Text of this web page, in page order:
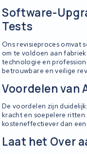
Software-
Tests
Ons revisieproces omvat
om te voldoen aan
technologie en
betrouwbare en veilige
Voordelen van
De voordelen zijn
kracht en soepelere
kosteneffectiever dan
Laat het Over